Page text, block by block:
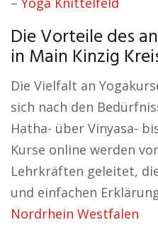
Die Vorteile des
in Main Kinzig
Die Vielfalt an
sich nach den
Hatha- über Vinyasa-
Kurse online werden
Lehrkräften geleitet,
und einfachen
Nordrhein Westfalen